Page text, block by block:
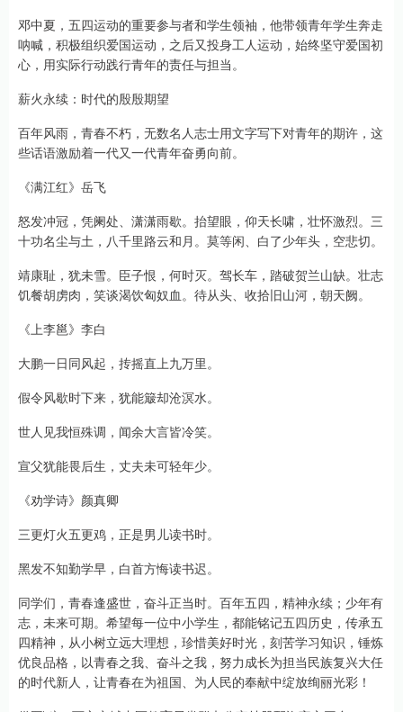
邓中夏，五四运动的重要参与者和学生领袖，他带领青年学生奔走
呐喊，积极组织爱国运动，之后又投身工人运动，始终坚守爱国初
心，用实际行动践行青年的责任与担当。
薪火永续：时代的殷殷期望
百年风雨，青春不朽，无数名人志士用文字写下对青年的期许，这
些话语激励着一代又一代青年奋勇向前。
《满江红》岳飞
怒发冲冠，凭阑处、潇潇雨歇。抬望眼，仰天长啸，壮怀激烈。三
十功名尘与土，八千里路云和月。莫等闲、白了少年头，空悲切。
靖康耻，犹未雪。臣子恨，何时灭。驾长车，踏破贺兰山缺。壮志
饥餐胡虏肉，笑谈渴饮匈奴血。待从头、收拾旧山河，朝天阙。
《上李邕》李白
大鹏一日同风起，抟摇直上九万里。
假令风歇时下来，犹能簸却沧溟水。
世人见我恒殊调，闻余大言皆冷笑。
宣父犹能畏后生，丈夫未可轻年少。
《劝学诗》颜真卿
三更灯火五更鸡，正是男儿读书时。
黑发不知勤学早，白首方悔读书迟。
同学们，青春逢盛世，奋斗正当时。百年五四，精神永续；少年有
志，未来可期。希望每一位中小学生，都能铭记五四历史，传承五
四精神，从小树立远大理想，珍惜美好时光，刻苦学习知识，锤炼
优良品格，以青春之我、奋斗之我，努力成长为担当民族复兴大任
的时代新人，让青春在为祖国、为人民的奉献中绽放绚丽光彩！